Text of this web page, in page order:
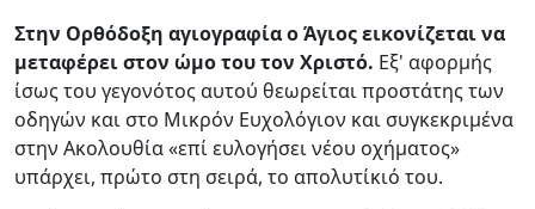
Στην Ορθόδοξη αγιογραφία ο Άγιος εικονίζεται να
μεταφέρει στον ώμο του τον Χριστό. Εξ' αφορμής
ίσως του γεγονότος αυτού θεωρείται προστάτης των
οδηγών και στο Μικρόν Ευχολόγιον και συγκεκριμένα
στην Ακολουθία «επί ευλογήσει νέου οχήματος»
υπάρχει, πρώτο στη σειρά, το απολυτίκιό του.